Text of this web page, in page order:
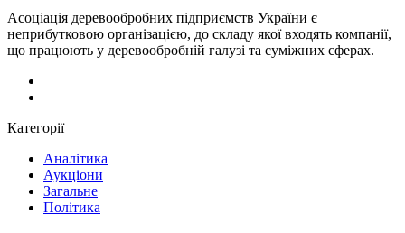
Асоціація деревообробних підприємств України є
неприбутковою організацією, до складу якої входять компанії,
що працюють у деревообробній галузі та суміжних сферах.
Категорії
Аналітика
Аукціони
Загальне
Політика